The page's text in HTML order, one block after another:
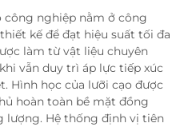
nghiệp nằm ở công
kế để đạt hiệu suất tối đa
làm từ vật liệu chuyên
vẫn duy trì áp lực tiếp xúc
Hình học của lưỡi cạo được
hoàn toàn bề mặt đồng
Hệ thống định vị tiên